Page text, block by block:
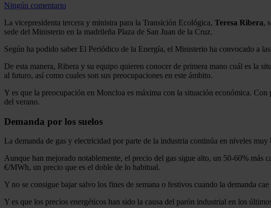
Ningún comentario
La vicepresidenta tercera y ministra para la Transición Ecológica, Teresa Ribera,
sede del Ministerio en la madrileña Plaza de San Juan de la Cruz.
Según ha podido saber El Periódico de la Energía, el Ministerio ha convocado a
De esta manera, Ribera y su equipo quieren conocer de primera mano cuál es la
al futuro, así como cuales son sus preocupaciones en este ámbito.
Y es que la preocupación en Moncloa es máxima con la situación económica.
del verano.
Demanda por los suelos
La demanda de gas y electricidad por parte de la industria continúa en niveles
Aunque han mejorado notablemente, el precio del gas sigue alto, un 50-60% más
€/MWh, un precio que es el doble de lo habitual.
Y no se consigue bajar salvo los fines de semana o festivos cuando la demanda
Y es que los precios energéticos han sido la causa del parón industrial en los